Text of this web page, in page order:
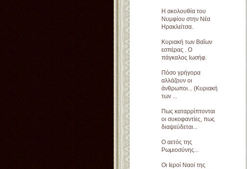
Η ακολουθία του
Νυμφίου στην Νέα
Ηρακλείτσα.
Κυριακή των Βαΐων
εσπέρας . Ο
πάγκαλος Ιωσήφ.
Πόσο γρήγορα
αλλάζουν οι
άνθρωποι... (Κυριακή
των ...
Πως καταρρίπτονται
οι συκοφαντίες, πως
διαψεύδεται...
Ο αετός της
Ρωμιοσύνης...
Οι Ιεροί Ναοί της